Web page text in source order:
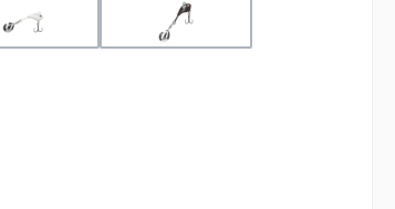
Perlmutt